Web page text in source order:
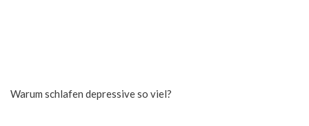
Warum schlafen depressive so viel?